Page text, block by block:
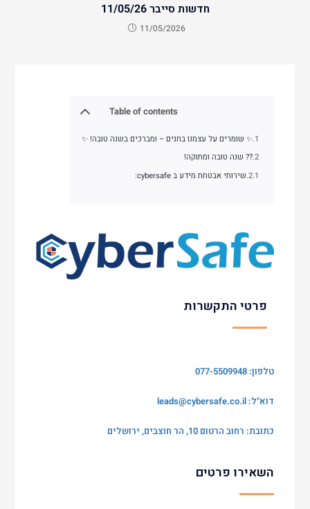
חדשות סייבר 11/05/26
11/05/2026
Table of contents
✨ שומרים על עצמנו בחגים – ומברכים בשנה טובה! ✨
?? שנה טובה ומתוקה!
שירותי אבטחת מידע ב cybersafe:
פרטי התקשרות
טלפון: 077-5509948
דוא"ל:leads@cybersafe.co.il
כתובת: רחוב הרטום 10, הר חוצבים, ירושלים
השאירו פרטים